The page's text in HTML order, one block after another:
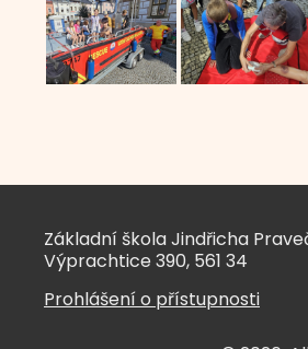
Základní škola Jindřicha
Výprachtice 390, 561 34
Prohlášení o přístupnosti